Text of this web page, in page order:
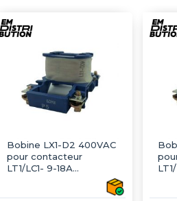
Bobine LX1-D2 400VAC
pour contacteur
LT1/LC1- 9-18А